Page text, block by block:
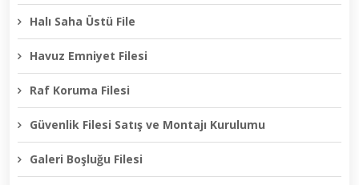
Halı Saha Üstü File
Havuz Emniyet Filesi
Raf Koruma Filesi
Güvenlik Filesi Satış ve Montajı Kurulumu
Galeri Boşluğu Filesi